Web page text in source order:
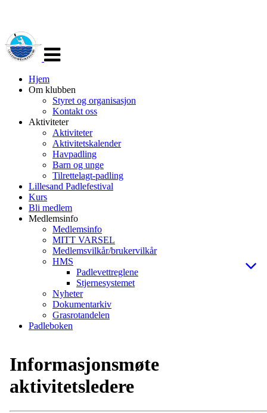
navigasjon
Hjem
Om klubben
Styret og organisasjon
Kontakt oss
Aktiviteter
Aktiviteter
Aktivitetskalender
Havpadling
Barn og unge
Tilrettelagt-padling
Lillesand Padlefestival
Kurs
Bli medlem
Medlemsinfo
Medlemsinfo
MITT VARSEL
Medlemsvilkår/brukervilkår
HMS
Padlevettreglene
Stjernesystemet
Nyheter
Dokumentarkiv
Grasrotandelen
Padleboken
Informasjonsmøte
aktivitetsledere